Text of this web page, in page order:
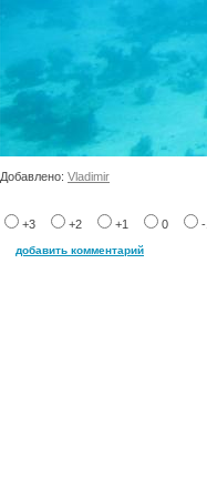
Добавлено: Vladimir
+3 +2 +1 0
добавить комментарий